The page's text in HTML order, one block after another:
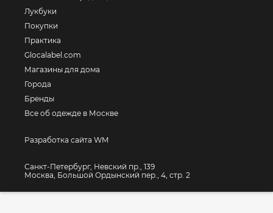
Лукбуки
Покупки
Практика
Glocalabel.com
Магазины для дома
Города
Бренды
Все об одежде в Москве
Разработка сайта WM
Санкт-Петербург, Невский пр., 139
Москва, Большой Ордынский пер., 4, стр. 2